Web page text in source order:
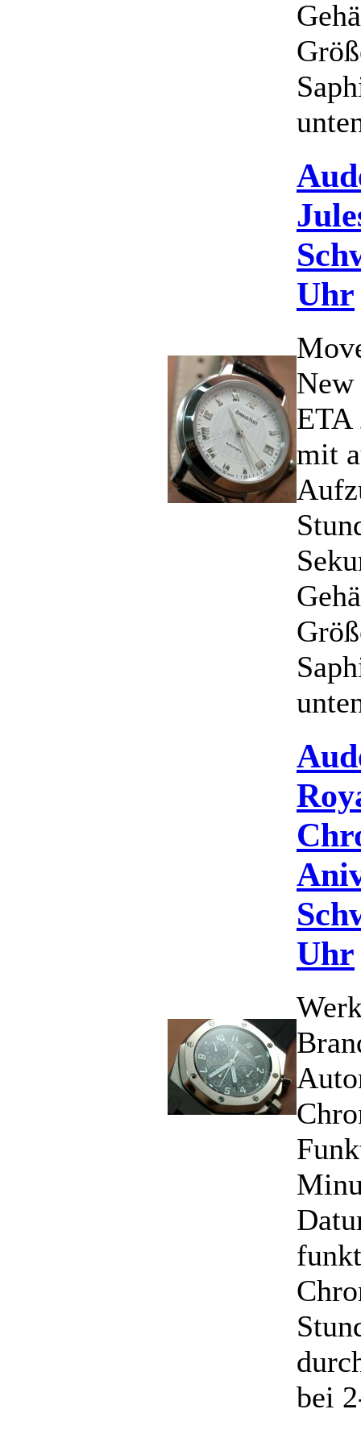
Uhr
New
ETA
mit
Uhr
bei